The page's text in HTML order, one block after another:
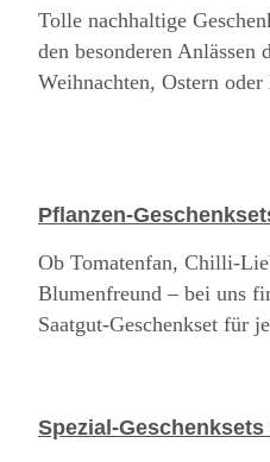
Tolle nachhaltige
den besonderen Anlässen
Weihnachten, Ostern
Pflanzen-
Ob Tomatenfan, Chilli-
Blumenfreund – bei uns
Saatgut-Geschenkset für
Spezial-Geschenksets